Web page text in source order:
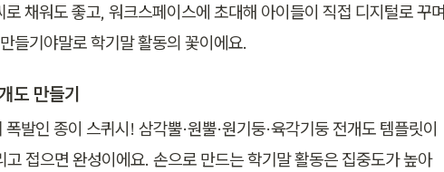
채워도 좋고, 워크스페이스에 초대해 아이들이 직접 디지털로 꾸며
들기야말로 학기말 활동의 꽃이에요.
도 만들기
발인 종이 스퀴시! 삼각뿔·원뿔·원기둥·육각기둥 전개도 템플릿이
고 접으면 완성이에요. 손으로 만드는 학기말 활동은 집중도가 높아